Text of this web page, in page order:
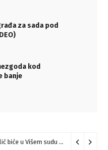
za sada pod
kod
banje
Suđenje u slučaju Danke Ilić biće u Višem sudu u Negotinu?